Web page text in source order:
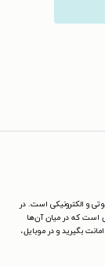
و الکترونیکی است. در
است که در میان آن‌ها
بگیرید و در موبایل،